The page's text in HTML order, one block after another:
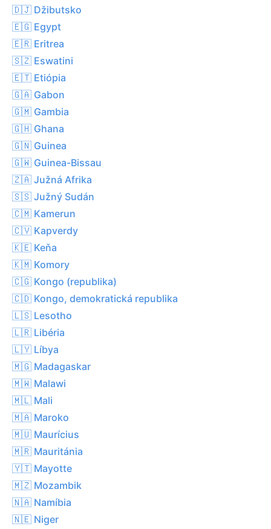
🇩🇯 Džibutsko
🇪🇬 Egypt
🇪🇷 Eritrea
🇸🇿 Eswatini
🇪🇹 Etiópia
🇬🇦 Gabon
🇬🇲 Gambia
🇬🇭 Ghana
🇬🇳 Guinea
🇬🇼 Guinea-Bissau
🇿🇦 Južná Afrika
🇸🇸 Južný Sudán
🇨🇲 Kamerun
🇨🇻 Kapverdy
🇰🇪 Keňa
🇰🇲 Komory
🇨🇬 Kongo (republika)
🇨🇩 Kongo, demokratická republika
🇱🇸 Lesotho
🇱🇷 Libéria
🇱🇾 Líbya
🇲🇬 Madagaskar
🇲🇼 Malawi
🇲🇱 Mali
🇲🇦 Maroko
🇲🇺 Maurícius
🇲🇷 Mauritánia
🇾🇹 Mayotte
🇲🇿 Mozambik
🇳🇦 Namíbia
🇳🇪 Niger